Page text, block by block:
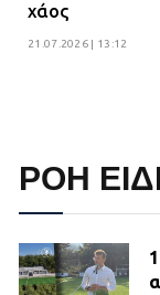
χάος
21.07.2026 | 13:12
ΡΟΗ